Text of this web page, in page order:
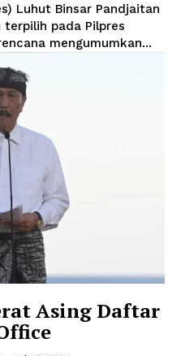
Luhut Binsar Pandjaitan
mengumumkan...
Asing Daftar